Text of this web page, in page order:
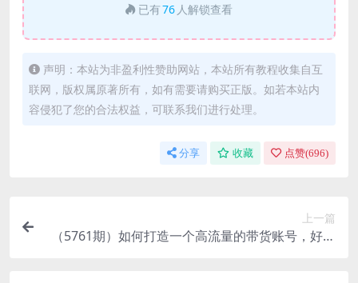
已有76 人解锁查看
声明：本站为非盈利性赞助网站，本站所有教程收集自互
联网，版权属原著所有，如有需要请购买正版。如若本站内
容侵犯了您的合法权益，可联系我们进行处理。
分享 收藏 点赞(696)
上一篇
（5761期）如何打造一个高流量的带货账号，好物